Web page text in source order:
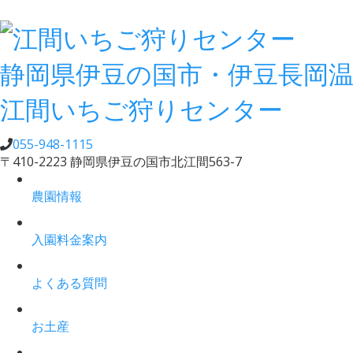
静岡県伊豆の国市・伊豆長岡
江間いちご狩りセンター
055-948-1115
〒410-2223 静岡県伊豆の国市北江間563-7
農園情報
入園料金案内
よくある質問
お土産